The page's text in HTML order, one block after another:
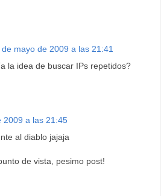
de mayo de 2009 a las 21:41
la idea de buscar IPs repetidos?
2009 a las 21:45
al diablo jajaja
de vista, pesimo post!